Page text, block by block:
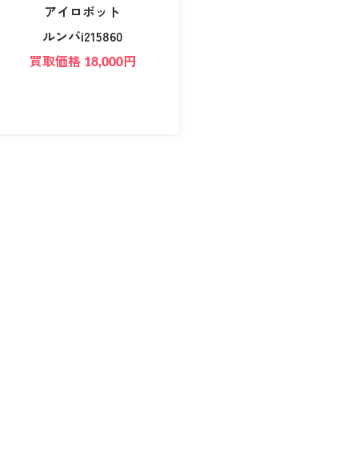
アイロボット
ルンバi215860
買取価格 18,000円